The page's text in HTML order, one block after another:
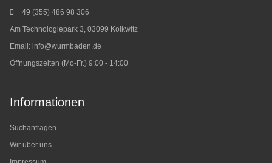
+ 49 (355) 486 98 306
Am Technologiepark 3, 03099 Kolkwitz
Email: info@wurmbaden.de
Öffnungszeiten (Mo-Fr.) 9:00 - 14:00
Informationen
Suchanfragen
Wir über uns